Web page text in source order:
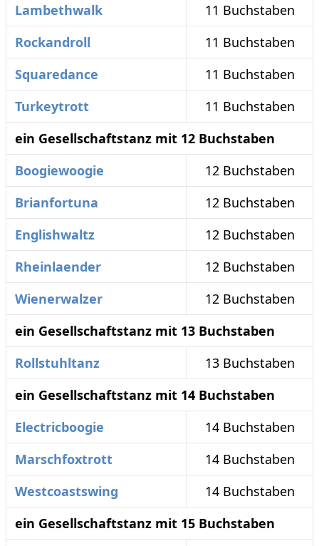
Lambethwalk
11 Buchstaben
Rockandroll
11 Buchstaben
Squaredance
11 Buchstaben
Turkeytrott
11 Buchstaben
ein Gesellschaftstanz mit 12 Buchstaben
Boogiewoogie
12 Buchstaben
Brianfortuna
12 Buchstaben
Englishwaltz
12 Buchstaben
Rheinlaender
12 Buchstaben
Wienerwalzer
12 Buchstaben
ein Gesellschaftstanz mit 13 Buchstaben
Rollstuhltanz
13 Buchstaben
ein Gesellschaftstanz mit 14 Buchstaben
Electricboogie
14 Buchstaben
Marschfoxtrott
14 Buchstaben
Westcoastswing
14 Buchstaben
ein Gesellschaftstanz mit 15 Buchstaben